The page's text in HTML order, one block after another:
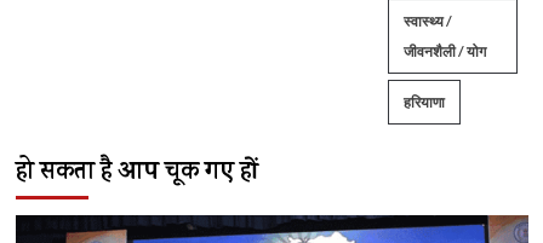
स्वास्थ्य /
जीवनशैली / योग
हरियाणा
हो सकता है आप चूक गए हों